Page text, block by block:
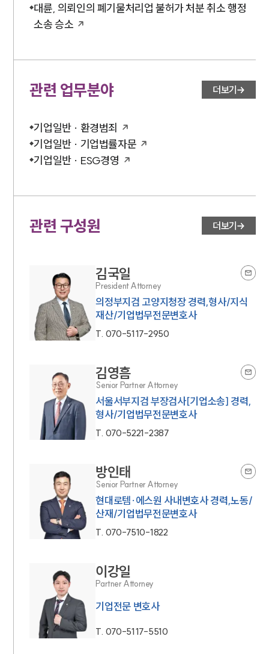
대륜, 의뢰인의 폐기물처리업 불허가 처분 취소 행정
소송 승소
관련 업무분야 더보기
기업일반 · 환경범죄
기업일반 · 기업법률자문
기업일반 · ESG경영
관련 구성원 더보기
김국일
President Attorney
의정부지검 고양지청장 경력,형사/지식
재산/기업법무전문변호사
T. 070-5117-2950
김영흠
Senior Partner Attorney
서울서부지검 부장검사[기업소송] 경력,
형사/기업법무전문변호사
T. 070-5221-2387
방인태
Senior Partner Attorney
현대로템·에스원 사내변호사 경력,노동/
산재/기업법무전문변호사
T. 070-7510-1822
이강일
Partner Attorney
기업전문 변호사
T. 070-5117-5510